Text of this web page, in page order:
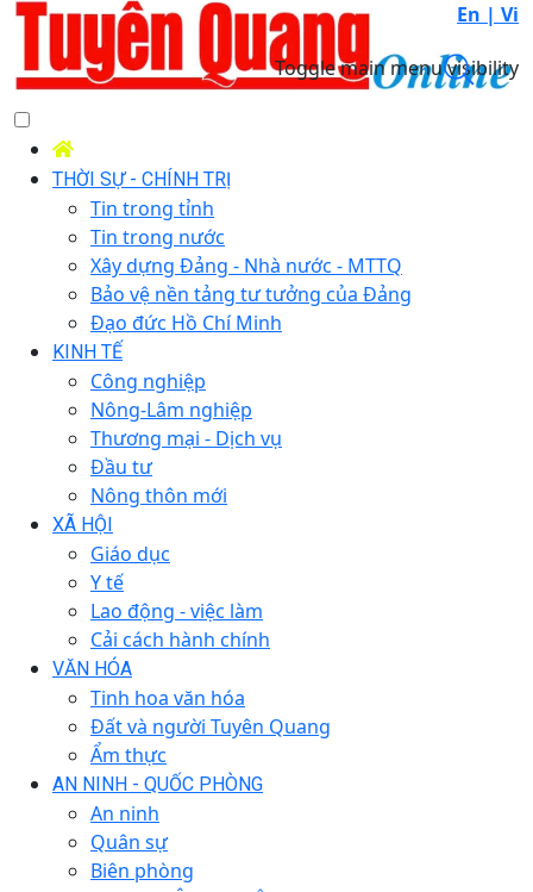
En | Vi
Toggle main menu visibility
THỜI SỰ - CHÍNH TRỊ
Tin trong tỉnh
Tin trong nước
Xây dựng Đảng - Nhà nước - MTTQ
Bảo vệ nền tảng tư tưởng của Đảng
Đạo đức Hồ Chí Minh
KINH TẾ
Công nghiệp
Nông-Lâm nghiệp
Thương mại - Dịch vụ
Đầu tư
Nông thôn mới
XÃ HỘI
Giáo dục
Y tế
Lao động - việc làm
Cải cách hành chính
VĂN HÓA
Tinh hoa văn hóa
Đất và người Tuyên Quang
Ẩm thực
AN NINH - QUỐC PHÒNG
An ninh
Quân sự
Biên phòng